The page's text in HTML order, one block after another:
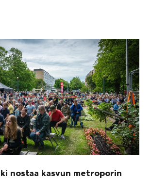
nostaa kasvun metroporin